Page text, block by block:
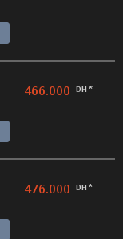
466.000 DH *
476.000 DH *